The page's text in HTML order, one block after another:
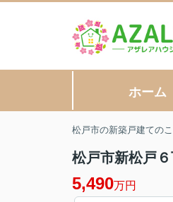
ホーム
松戸市の新築戸建ての
松戸市新松戸
5,490万円